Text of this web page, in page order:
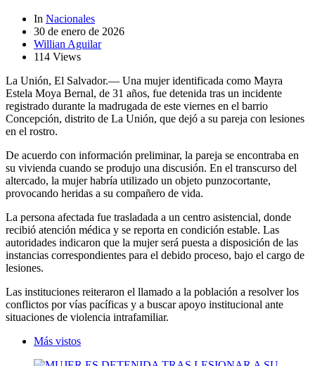
In Nacionales
30 de enero de 2026
Willian Aguilar
114 Views
La Unión, El Salvador.— Una mujer identificada como Mayra
Estela Moya Bernal, de 31 años, fue detenida tras un incidente
registrado durante la madrugada de este viernes en el barrio
Concepción, distrito de La Unión, que dejó a su pareja con lesiones
en el rostro.
De acuerdo con información preliminar, la pareja se encontraba en
su vivienda cuando se produjo una discusión. En el transcurso del
altercado, la mujer habría utilizado un objeto punzocortante,
provocando heridas a su compañero de vida.
La persona afectada fue trasladada a un centro asistencial, donde
recibió atención médica y se reporta en condición estable. Las
autoridades indicaron que la mujer será puesta a disposición de las
instancias correspondientes para el debido proceso, bajo el cargo de
lesiones.
Las instituciones reiteraron el llamado a la población a resolver los
conflictos por vías pacíficas y a buscar apoyo institucional ante
situaciones de violencia intrafamiliar.
Más vistos